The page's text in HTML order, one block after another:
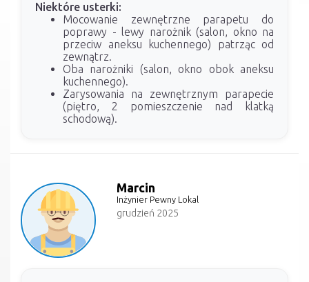
Niektóre usterki:
Mocowanie zewnętrzne parapetu do
poprawy - lewy narożnik (salon, okno na
przeciw aneksu kuchennego) patrząc od
zewnątrz.
Oba narożniki (salon, okno obok aneksu
kuchennego).
Zarysowania na zewnętrznym parapecie
(piętro, 2 pomieszczenie nad klatką
schodową).
Marcin
Inżynier Pewny Lokal
grudzień 2025